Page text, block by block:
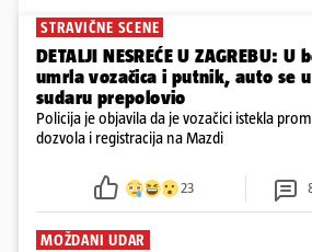
STRAVIČNE SCENE
DETALJI NESREĆE U ZAGREBU: U
umrla vozačica i putnik, auto se u
sudaru prepolovio
Policija je objavila da je vozačici istekla
dozvola i registracija na Mazdi
23
MOŽDANI UDAR